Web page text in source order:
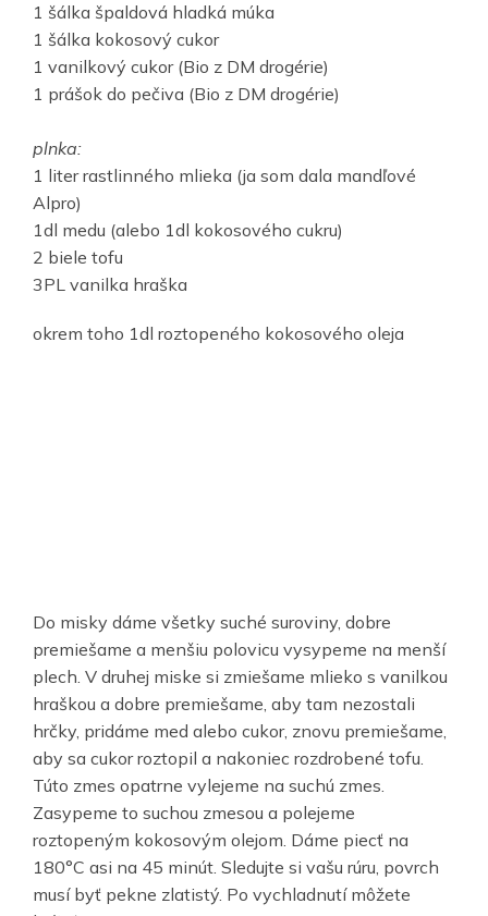
1 šálka špaldová hladká múka
1 šálka kokosový cukor
1 vanilkový cukor (Bio z DM drogérie)
1 prášok do pečiva (Bio z DM drogérie)
plnka:
1 liter rastlinného mlieka (ja som dala mandľové
Alpro)
1dl medu (alebo 1dl kokosového cukru)
2 biele tofu
3PL vanilka hraška
okrem toho 1dl roztopeného kokosového oleja
Do misky dáme všetky suché suroviny, dobre
premiešame a menšiu polovicu vysypeme na menší
plech. V druhej miske si zmiešame mlieko s vanilkou
hraškou a dobre premiešame, aby tam nezostali
hrčky, pridáme med alebo cukor, znovu premiešame,
aby sa cukor roztopil a nakoniec rozdrobené tofu.
Túto zmes opatrne vylejeme na suchú zmes.
Zasypeme to suchou zmesou a polejeme
roztopeným kokosovým olejom. Dáme piecť na
180°C asi na 45 minút. Sledujte si vašu rúru, povrch
musí byť pekne zlatistý. Po vychladnutí môžete